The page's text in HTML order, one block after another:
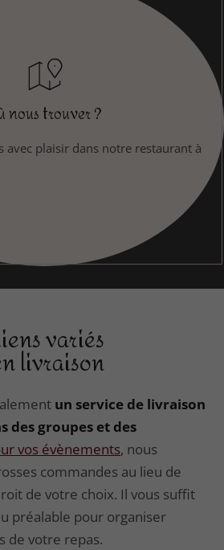
nous trouver ?
avec plaisir dans notre restaurant à
variés
livraison
un service de livraison
des groupes et des
vos évènements, nous
commandes au lieu de
de votre choix. Il vous suffit
préalable pour organiser
de votre repas.